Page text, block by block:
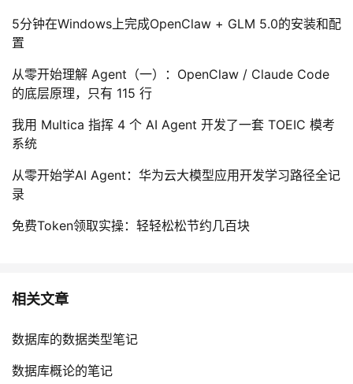
5分钟在Windows上完成OpenClaw + GLM 5.0的安装和配
置
从零开始理解 Agent（一）：OpenClaw / Claude Code
的底层原理，只有 115 行
我用 Multica 指挥 4 个 AI Agent 开发了一套 TOEIC 模考
系统
从零开始学AI Agent：华为云大模型应用开发学习路径全记
录
免费Token领取实操：轻轻松松节约几百块
相关文章
数据库的数据类型笔记
数据库概论的笔记